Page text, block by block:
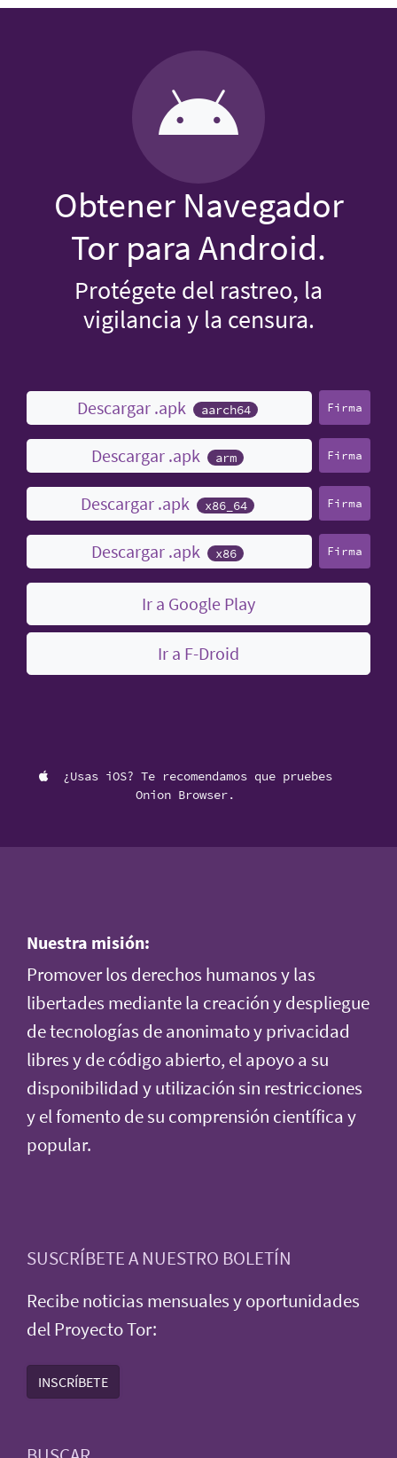
Obtener Navegador
Tor para Android.
Protégete del rastreo, la
vigilancia y la censura.
Descargar .apk aarch64 Firma
Descargar .apk arm Firma
Descargar .apk x86_64 Firma
Descargar .apk x86 Firma
Ir a Google Play
Ir a F-Droid
¿Usas iOS? Te recomendamos que pruebes
Onion Browser.
Nuestra misión:
Promover los derechos humanos y las
libertades mediante la creación y despliegue
de tecnologías de anonimato y privacidad
libres y de código abierto, el apoyo a su
disponibilidad y utilización sin restricciones
y el fomento de su comprensión científica y
popular.
SUSCRÍBETE A NUESTRO BOLETÍN
Recibe noticias mensuales y oportunidades
del Proyecto Tor:
INSCRÍBETE